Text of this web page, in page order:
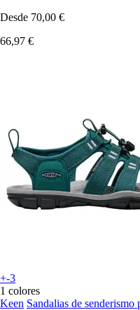
Desde 70,00 €
66,97 €
+-3
1 colores
Keen Sandalias de